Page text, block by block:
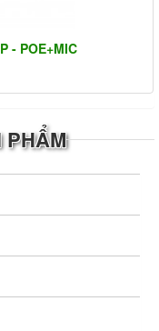
- POE+MIC
PHẨM